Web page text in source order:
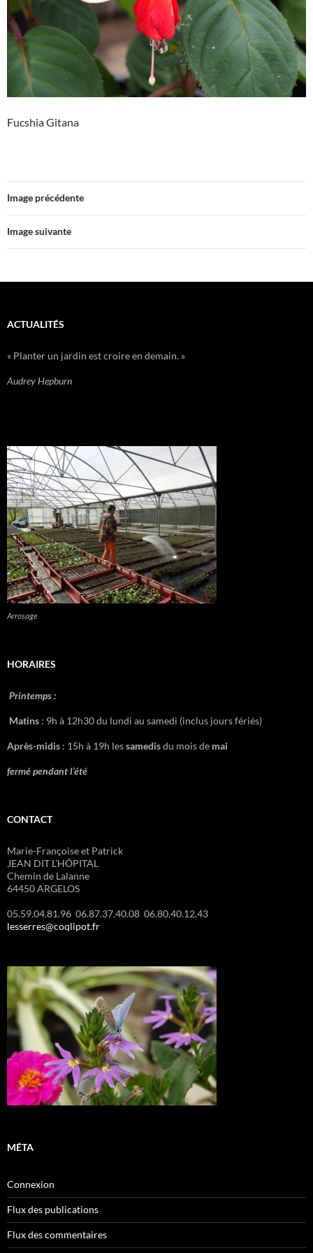
Fucshia Gitana
Image précédente
Image suivante
ACTUALITÉS
« Planter un jardin est croire en demain. »
Audrey Hepburn
Arrosage
HORAIRES
Printemps :
Matins : 9h à 12h30 du lundi au samedi (inclus jours fériés)
Après-midis : 15h à 19h lessamedisdu mois de mai
fermé pendant l’été
CONTACT
Marie-Françoise et Patrick
JEAN DIT L’HÔPITAL
Chemin de Lalanne
64450 ARGELOS
05.59.04.81.96 06.87.37.40.08 06.80.40.12.43
lesserres@coqlipot.fr
MÉTA
Connexion
Flux des publications
Flux des commentaires